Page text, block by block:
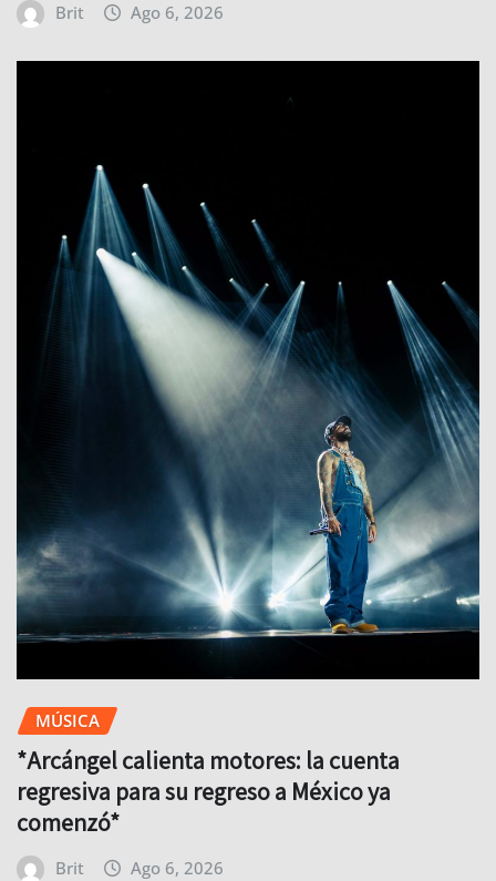
Brit Ago 6, 2026
MÚSICA
*Arcángel calienta motores: la cuenta
regresiva para su regreso a México ya
comenzó*
Brit Ago 6, 2026